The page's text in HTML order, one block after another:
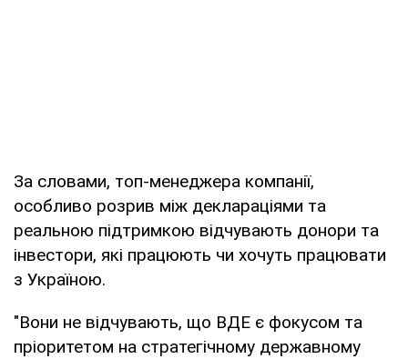
За словами, топ-менеджера компанії,
особливо розрив між деклараціями та
реальною підтримкою відчувають донори та
інвестори, які працюють чи хочуть працювати
з Україною.
"Вони не відчувають, що ВДЕ є фокусом та
пріоритетом на стратегічному державному